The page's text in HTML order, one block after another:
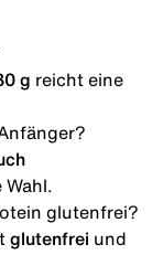
g reicht eine
Wahl.
glutenfrei?
glutenfrei und